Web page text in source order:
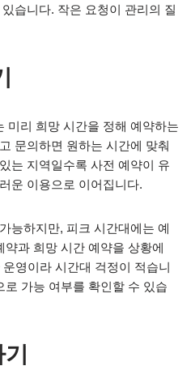
습니다. 작은 요청이 관리의 질
미리 희망 시간을 정해 예약하는
문의하면 원하는 시간에 맞춰
는 지역일수록 사전 예약이 유
운 이용으로 이어집니다.
능하지만, 피크 시간대에는 예
과 희망 시간 예약을 상황에
영이라 시간대 걱정이 적습니
가능 여부를 확인할 수 있습